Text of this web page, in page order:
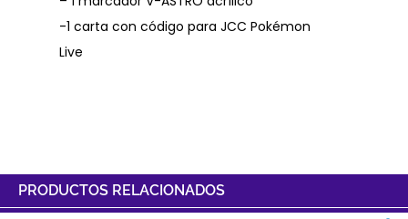
-1 carta con código para JCC Pokémon
Live
PRODUCTOS RELACIONADOS